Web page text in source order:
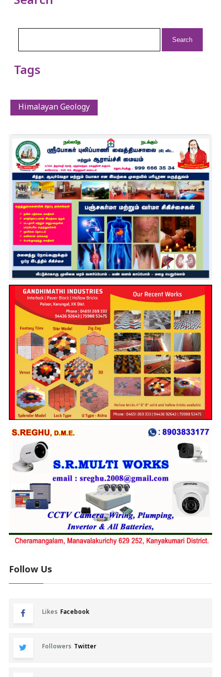
Tags
Himalayan Geology
Follow Us
Likes Facebook
Followers Twitter